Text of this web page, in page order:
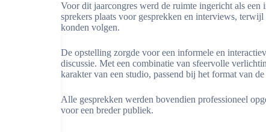
Voor dit jaarcongres werd de ruimte ingericht als
sprekers plaats voor gesprekken en interviews,
konden volgen.
De opstelling zorgde voor een informele en
discussie. Met een combinatie van sfeervolle
karakter van een studio, passend bij het format van
Alle gesprekken werden bovendien professioneel
voor een breder publiek.